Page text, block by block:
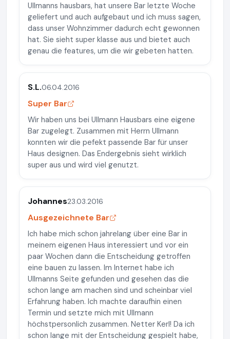
Ullmanns hausbars, hat unsere Bar letzte Woche
geliefert und auch aufgebaut und ich muss sagen,
dass unser Wohnzimmer dadurch echt gewonnen
hat. Sie sieht super klasse aus und bietet auch
genau die features, um die wir gebeten hatten.
S.L.06.04.2016
Super Bar
Wir haben uns bei Ullmann Hausbars eine eigene
Bar zugelegt. Zusammen mit Herrn Ullmann
konnten wir die pefekt passende Bar für unser
Haus designen. Das Endergebnis sieht wirklich
super aus und wird viel genutzt.
Johannes23.03.2016
Ausgezeichnete Bar
Ich habe mich schon jahrelang über eine Bar in
meinem eigenen Haus interessiert und vor ein
paar Wochen dann die Entscheidung getroffen
eine bauen zu lassen. Im Internet habe ich
Ullmanns Seite gefunden und gesehen das die
schon lange am machen sind und scheinbar viel
Erfahrung haben. Ich machte daraufhin einen
Termin und setzte mich mit Ullmann
höchstpersonlich zusammen. Netter Kerl! Da ich
schon lange mit der Entscheidung gespielt habe,